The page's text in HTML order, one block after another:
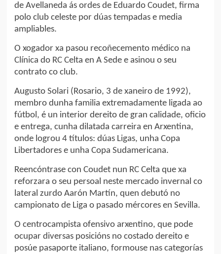
de Avellaneda ás ordes de Eduardo Coudet, firma
polo club celeste por dúas tempadas e media
ampliables.
O xogador xa pasou recoñecemento médico na
Clínica do RC Celta en A Sede e asinou o seu
contrato co club.
Augusto Solari (Rosario, 3 de xaneiro de 1992),
membro dunha familia extremadamente ligada ao
fútbol, é un interior dereito de gran calidade, oficio
e entrega, cunha dilatada carreira en Arxentina,
onde logrou 4 títulos: dúas Ligas, unha Copa
Libertadores e unha Copa Sudamericana.
Reencóntrase con Coudet nun RC Celta que xa
reforzara o seu persoal neste mercado invernal co
lateral zurdo Aarón Martín, quen debutó no
campionato de Liga o pasado mércores en Sevilla.
O centrocampista ofensivo arxentino, que pode
ocupar diversas posicións no costado dereito e
posúe pasaporte italiano, formouse nas categorías